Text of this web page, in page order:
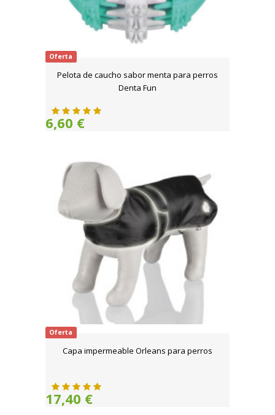
Oferta
Pelota de caucho sabor menta para perros
Denta Fun
6,60 €
Oferta
Capa impermeable Orleans para perros
17,40 €